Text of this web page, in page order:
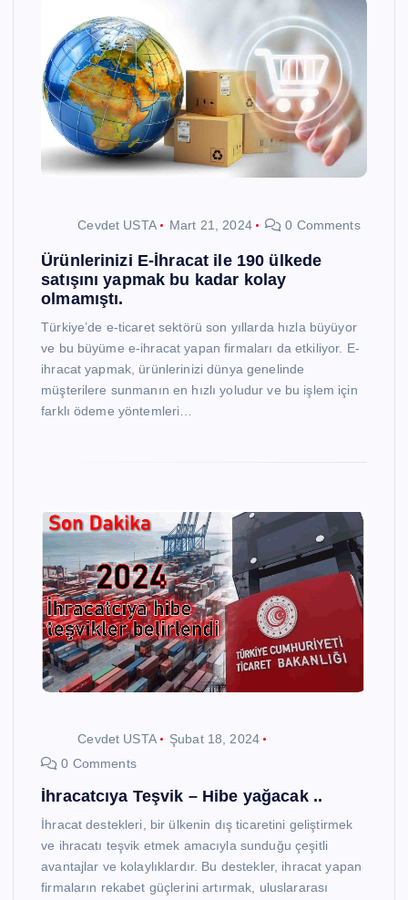
Cevdet USTA Mart 21, 2024 0 Comments
Ürünlerinizi E-İhracat ile 190 ülkede
satışını yapmak bu kadar kolay
olmamıştı.
Türkiye’de e-ticaret sektörü son yıllarda hızla büyüyor
ve bu büyüme e-ihracat yapan firmaları da etkiliyor. E-
ihracat yapmak, ürünlerinizi dünya genelinde
müşterilere sunmanın en hızlı yoludur ve bu işlem için
farklı ödeme yöntemleri…
Cevdet USTA
Şubat 18, 2024
0 Comments
İhracatcıya Teşvik – Hibe yağacak ..
İhracat destekleri, bir ülkenin dış ticaretini geliştirmek
ve ihracatı teşvik etmek amacıyla sunduğu çeşitli
avantajlar ve kolaylıklardır. Bu destekler, ihracat yapan
firmaların rekabet güçlerini artırmak, uluslararası